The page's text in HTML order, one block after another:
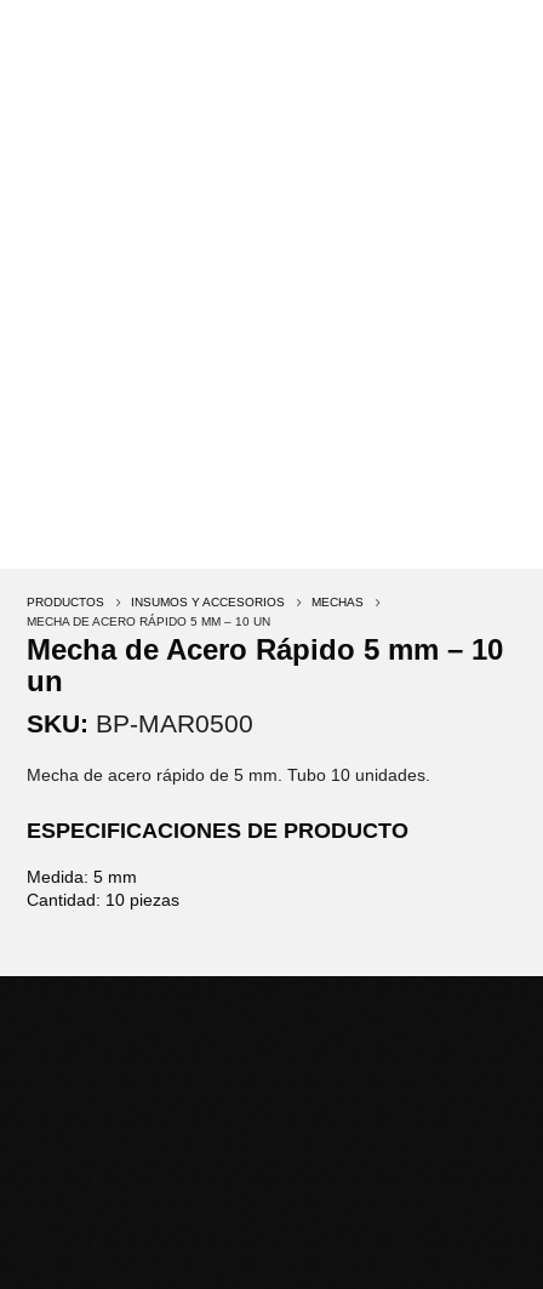
PRODUCTOS 5 INSUMOS Y ACCESORIOS 5 MECHAS 5
MECHA DE ACERO RÁPIDO 5 MM – 10 UN
Mecha de Acero Rápido 5 mm – 10
un
SKU: BP-MAR0500
Mecha de acero rápido de 5 mm. Tubo 10 unidades.
ESPECIFICACIONES DE PRODUCTO
Medida: 5 mm
Cantidad: 10 piezas